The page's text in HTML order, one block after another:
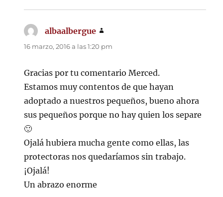
albaalbergue
16 marzo, 2016 a las 1:20 pm
Gracias por tu comentario Merced.
Estamos muy contentos de que hayan
adoptado a nuestros pequeños, bueno ahora
sus pequeños porque no hay quien los separe
🙂
Ojalá hubiera mucha gente como ellas, las
protectoras nos quedaríamos sin trabajo.
¡Ojalá!
Un abrazo enorme